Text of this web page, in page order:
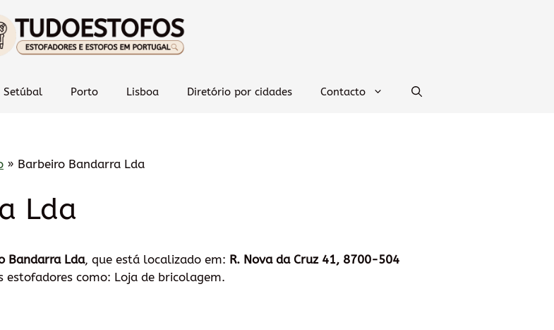
Setúbal Porto Lisboa Diretório por cidades Contacto
» Barbeiro Bandarra Lda
Lda
Bandarra Lda, que está localizado em: R. Nova da Cruz 41, 8700-504
estofadores como: Loja de bricolagem.